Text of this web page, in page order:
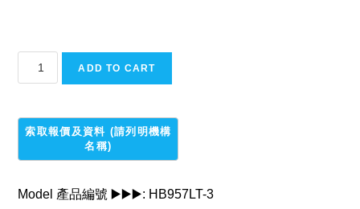
層
用
手
推
quantity
ADD TO CART
Model 產品編號 ▶️▶️▶️: HB957LT-3